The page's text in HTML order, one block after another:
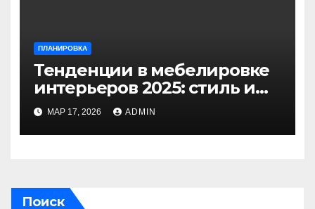
ПЛАНИРОВКА
Тенденции в мебелировке
интерьеров 2025: стиль и
инновации года
МАР 17, 2026 ADMIN
Поиск